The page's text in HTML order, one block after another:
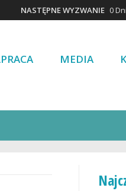
NASTĘPNE WYZWANIE 0
MEDIA